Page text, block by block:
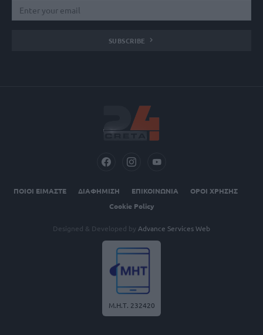
SUBSCRIBE
ΠΟΙΟΙ ΕΙΜΑΣΤΕ ΔΙΑΦΗΜΙΣΗ ΕΠΙΚΟΙΝΩΝΙΑ
ΟΡΟΙ ΧΡΗΣΗΣ
Cookie Policy
Designed & Developed by Advance Services Web
Μ.Η.Τ. 232420